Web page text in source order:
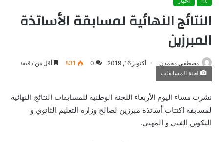
النتائج النهائية لمسابقة الأساتذة
المبرزين
مصطفى محمدن أكتوبر 16, 2019 0
831 أقل من دقيقة
لجنة المسابقات
نشرت مساء اليوم الأربعاء اللجنة الوطنية للمسابقات النتائج النهائية
لمسابقة اكتتاب أساتذة مبرزين لصالح وزارة التعليم الثانوي و
التكوين الفني و المهني.